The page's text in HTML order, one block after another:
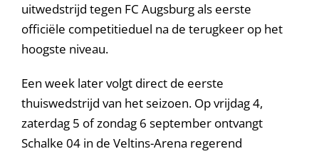
uitwedstrijd tegen FC Augsburg als eerste
officiële competitieduel na de terugkeer op het
hoogste niveau.
Een week later volgt direct de eerste
thuiswedstrijd van het seizoen. Op vrijdag 4,
zaterdag 5 of zondag 6 september ontvangt
Schalke 04 in de Veltins-Arena regerend